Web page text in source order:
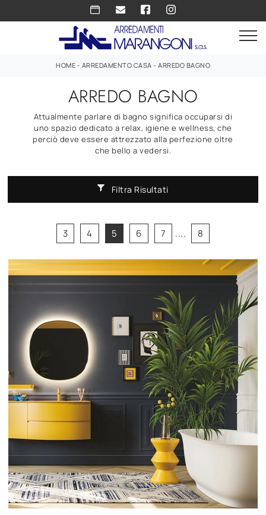
HOME - ARREDAMENTO CASA - ARREDO BAGNO
ARREDO BAGNO
Attualmente parlare di bagno significa occuparsi di
uno spazio dedicato a relax, igiene e wellness, che
perciò deve essere attrezzato alla perfezione oltre
che bello a vedersi.
Filtra Risultati
3 4 5 6 7 .... 8